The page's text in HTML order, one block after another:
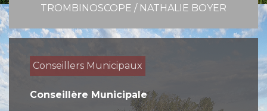
TROMBINOSCOPE / NATHALIE BOYER
Conseillers Municipaux
Conseillère Municipale